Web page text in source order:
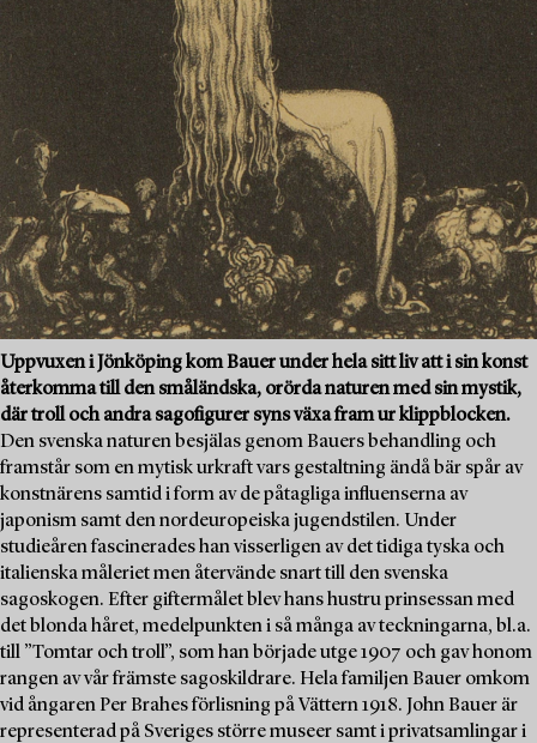
Uppvuxen i Jönköping kom Bauer under hela sitt liv att i sin konst
återkomma till den småländska, orörda naturen med sin mystik,
där troll och andra sagofigurer syns växa fram ur klippblocken.
Den svenska naturen besjälas genom Bauers behandling och
framstår som en mytisk urkraft vars gestaltning ändå bär spår av
konstnärens samtid i form av de påtagliga influenserna av
japonism samt den nordeuropeiska jugendstilen. Under
studieåren fascinerades han visserligen av det tidiga tyska och
italienska måleriet men återvände snart till den svenska
sagoskogen. Efter giftermålet blev hans hustru prinsessan med
det blonda håret, medelpunkten i så många av teckningarna, bl.a.
till ”Tomtar och troll”, som han började utge 1907 och gav honom
rangen av vår främste sagoskildrare. Hela familjen Bauer omkom
vid ångaren Per Brahes förlisning på Vättern 1918. John Bauer är
representerad på Sveriges större museer samt i privatsamlingar i